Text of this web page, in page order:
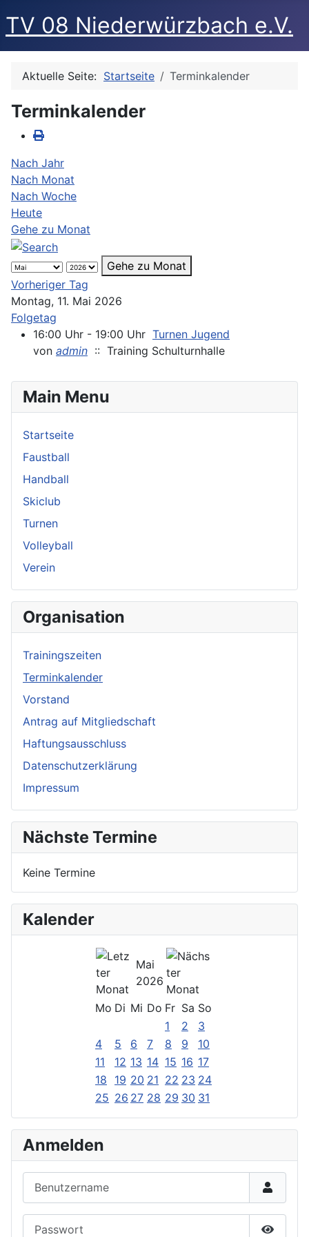
TV 08 Niederwürzbach e.V.
Aktuelle Seite: Startseite Terminkalender
Terminkalender
Nach Jahr
Nach Monat
Nach Woche
Heute
Gehe zu Monat
Gehe zu Monat
Vorheriger Tag
Montag, 11. Mai 2026
Folgetag
16:00 Uhr - 19:00 Uhr Turnen Jugend
von admin :: Training Schulturnhalle
Main Menu
Startseite
Faustball
Handball
Skiclub
Turnen
Volleyball
Verein
Organisation
Trainingszeiten
Terminkalender
Vorstand
Antrag auf Mitgliedschaft
Haftungsausschluss
Datenschutzerklärung
Impressum
Nächste Termine
Keine Termine
Kalender
Mai
2026
Mo Di Mi Do Fr Sa So
1
2
3
4
5 6 7 8 9
10
11
12 13 14 15 16 17
18
19 20 21 22 23 24
25 26 27 28 29 30 31
Anmelden